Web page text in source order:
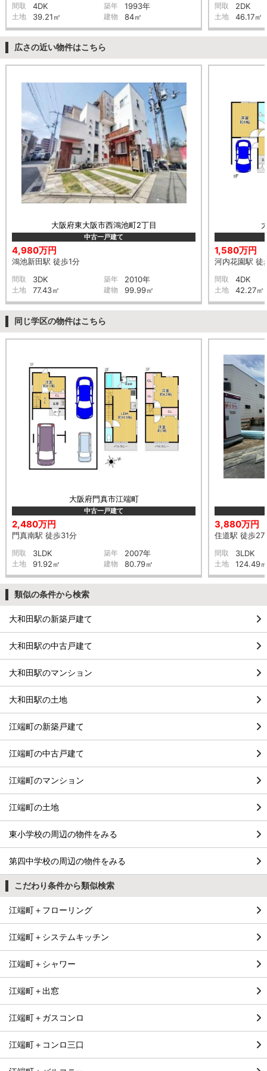
間取 4DK 築年 1993年
土地 39.21㎡ 建物 84㎡
間取 2DK
土地 46.17㎡
広さの近い物件はこちら
大阪府東大阪市西鴻池町2丁目
中古一戸建て
4,980万円
鴻池新田駅 徒歩1分
間取 3DK 築年 2010年
土地 77.43㎡ 建物 99.99㎡
1,580万円
河内花園駅 徒
間取 4DK
土地 42.27㎡
同じ学区の物件はこちら
大阪府門真市江端町
中古一戸建て
2,480万円
門真南駅 徒歩31分
間取 3LDK 築年 2007年
土地 91.92㎡ 建物 80.79㎡
3,880万円
住道駅 徒歩27
間取 3LDK
土地 124.49
類似の条件から検索
大和田駅の新築戸建て
大和田駅の中古戸建て
大和田駅のマンション
大和田駅の土地
江端町の新築戸建て
江端町の中古戸建て
江端町のマンション
江端町の土地
東小学校の周辺の物件をみる
第四中学校の周辺の物件をみる
こだわり条件から類似検索
江端町＋フローリング
江端町＋システムキッチン
江端町＋シャワー
江端町＋出窓
江端町＋ガスコンロ
江端町＋コンロ三口